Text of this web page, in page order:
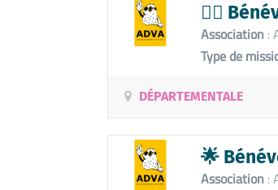
🚴‍♂️
Association :
Type de
DÉPARTEMENTALE
🌟
Association :